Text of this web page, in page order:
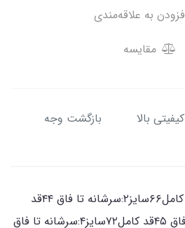
مقایسه
کیفیتی بالا بازگشت وجه
سایز۱:سرشانه تا فاق ۴۲قد کامل۶۶سایز۲:سرشانه تا فاق ۴۴قد
کامل ۷۰سایز،۳:سرشانه تا فاق ۴۵قد کامل۷۲سایز۴:سرشانه تا فاق